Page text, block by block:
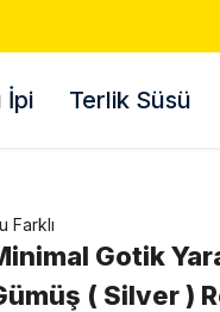
İpi Terlik Süsü
Farklı
Gotik
( Silver )